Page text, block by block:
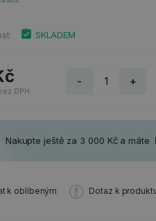
SKLADEM
DPH
- +
Nakupte ještě za 3 000 Kč a máte
k oblíbeným Dotaz k